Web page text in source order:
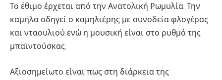
Το έθιμο έρχεται από την Ανατολική Ρωμυλία. Την
καμήλα οδηγεί ο καμηλιέρης με συνοδεία φλογέρας
και νταουλιού ενώ η μουσική είναι στο ρυθμό της
μπαϊντούσκας.
Αξιοσημείωτο είναι πως στη διάρκεια της